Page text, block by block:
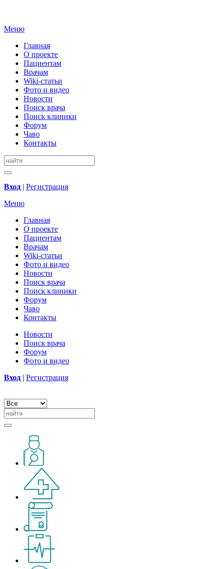
Меню
Главная
О проекте
Пациентам
Врачам
Wiki-статьи
Фото и видео
Новости
Поиск врача
Поиск клиники
Форум
Чаво
Контакты
Вход | Регистрация
Меню
Главная
О проекте
Пациентам
Врачам
Wiki-статьи
Фото и видео
Новости
Поиск врача
Поиск клиники
Форум
Чаво
Контакты
Новости
Поиск врача
Форум
Фото и видео
Вход | Регистрация